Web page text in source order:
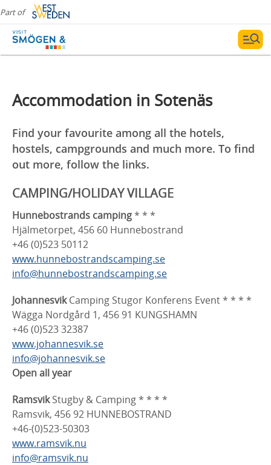
Part of
Accommodation in Sotenäs
Find your favourite among all the hotels,
hostels, campgrounds and much more. To find
out more, follow the links.
CAMPING/HOLIDAY VILLAGE
Hunnebostrands camping* * *
Hjälmetorpet, 456 60 Hunnebostrand
+46 (0)523 50112
www.hunnebostrandscamping.se
info@hunnebostrandscamping.se
JohannesvikCamping Stugor Konferens Event * * * *
Wägga Nordgård 1, 456 91 KUNGSHAMN
+46 (0)523 32387
www.johannesvik.se
info@johannesvik.se
Open all year
RamsvikStugby & Camping * * * *
Ramsvik, 456 92 HUNNEBOSTRAND
+46-(0)523-50303
www.ramsvik.nu
info@ramsvik.nu